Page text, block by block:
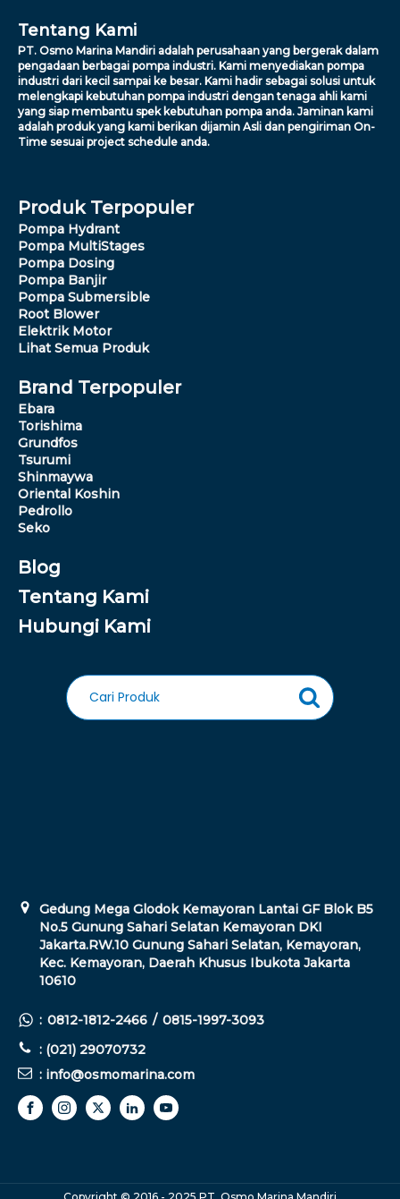
Tentang Kami
PT. Osmo Marina Mandiri adalah perusahaan yang bergerak dalam
pengadaan berbagai pompa industri. Kami menyediakan pompa
industri dari kecil sampai ke besar. Kami hadir sebagai solusi untuk
melengkapi kebutuhan pompa industri dengan tenaga ahli kami
yang siap membantu spek kebutuhan pompa anda. Jaminan kami
adalah produk yang kami berikan dijamin Asli dan pengiriman On-
Time sesuai project schedule anda.
Produk Terpopuler
Pompa Hydrant
Pompa MultiStages
Pompa Dosing
Pompa Banjir
Pompa Submersible
Root Blower
Elektrik Motor
Lihat Semua Produk
Brand Terpopuler
Ebara
Torishima
Grundfos
Tsurumi
Shinmaywa
Oriental Koshin
Pedrollo
Seko
Blog
Tentang Kami
Hubungi Kami
Gedung Mega Glodok Kemayoran Lantai GF Blok B5
No.5 Gunung Sahari Selatan Kemayoran DKI
Jakarta.RW.10 Gunung Sahari Selatan, Kemayoran,
Kec. Kemayoran, Daerah Khusus Ibukota Jakarta
10610
: 0812-1812-2466 / 0815-1997-3093
: (021) 29070732
: info@osmomarina.com